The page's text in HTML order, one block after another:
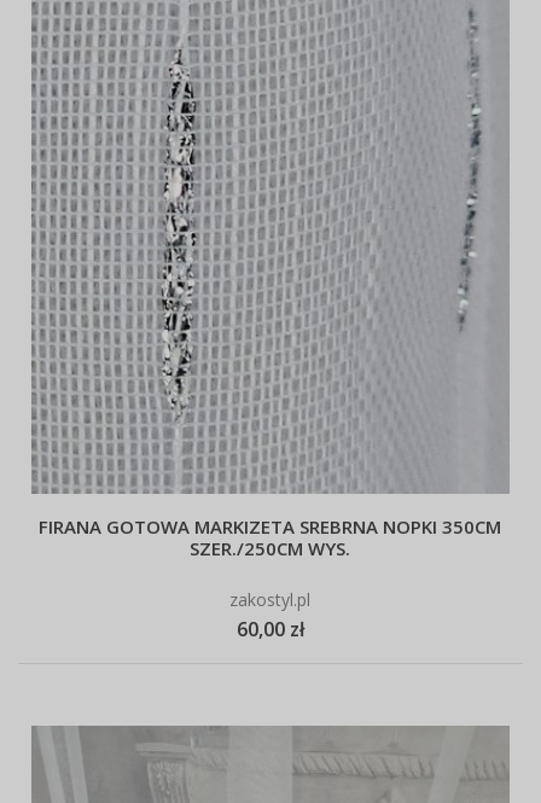
FIRANA GOTOWA MARKIZETA SREBRNA NOPKI 350CM
SZER./250CM WYS.
zakostyl.pl
60,00 zł